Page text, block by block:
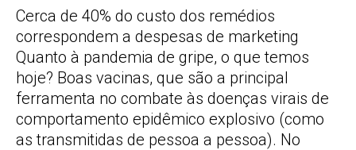
Cerca de 40% do custo dos remédios
correspondem a despesas de marketing
Quanto à pandemia de gripe, o que temos
hoje? Boas vacinas, que são a principal
ferramenta no combate às doenças virais de
comportamento epidêmico explosivo (como
as transmitidas de pessoa a pessoa). No